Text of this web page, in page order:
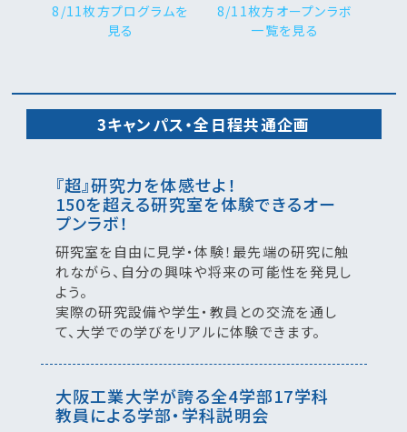
8/11枚方プログラムを
見る
8/11枚方オープンラボ
一覧を見る
3キャンパス・全日程共通企画
『超』研究力を体感せよ！
150を超える研究室を体験できるオー
プンラボ！
研究室を自由に見学・体験！最先端の研究に触
れながら、自分の興味や将来の可能性を発見し
よう。
実際の研究設備や学生・教員との交流を通し
て、大学での学びをリアルに体験できます。
大阪工業大学が誇る全4学部17学科
教員による学部・学科説明会